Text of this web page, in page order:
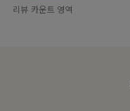
리뷰 카운트 영역